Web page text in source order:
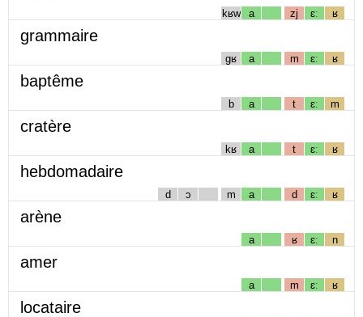
kʁw a zj ɛː ʁ
grammaire
gʁ a m ɛː ʁ
baptême
b a t ɛː m
cratère
kʁ a t ɛː ʁ
hebdomadaire
d ɔ m a d ɛː ʁ
arène
a ʁ ɛː n
amer
a m ɛː ʁ
locataire